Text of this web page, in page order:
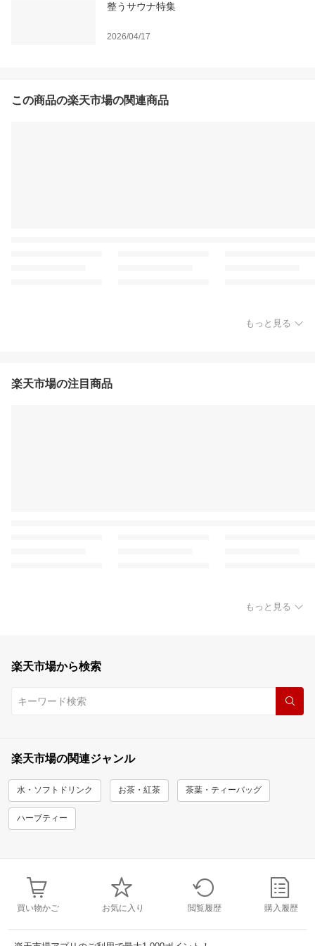
整うサウナ特集
2026/04/17
この商品の楽天市場の関連商品
もっと見る
楽天市場の注目商品
もっと見る
楽天市場から検索
楽天市場の関連ジャンル
水・ソフトドリンク お茶・紅茶 茶葉・ティーバッグ
ハーブティー
買い物かご お気に入り 閲覧履歴 購入履歴